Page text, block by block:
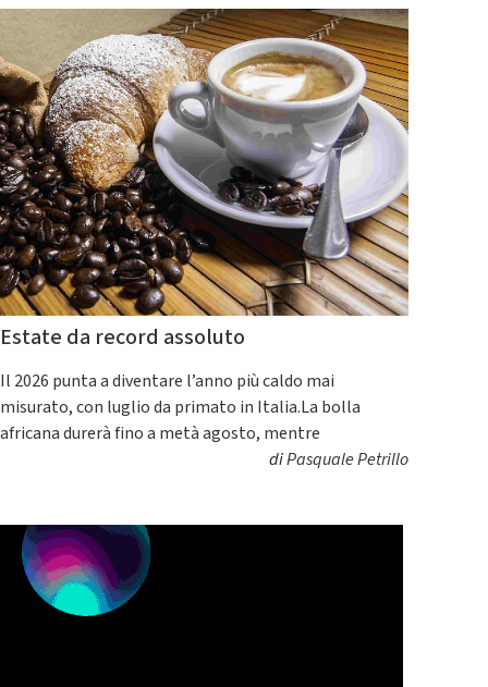
Estate da record assoluto
Il 2026 punta a diventare l’anno più caldo mai
misurato, con luglio da primato in Italia.La bolla
africana durerà fino a metà agosto, mentre
diPasquale Petrillo